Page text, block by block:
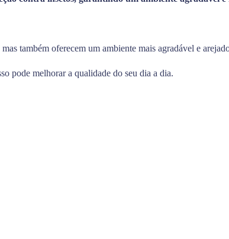
também oferecem um ambiente mais agradável e
pode melhorar a qualidade do seu dia a dia.